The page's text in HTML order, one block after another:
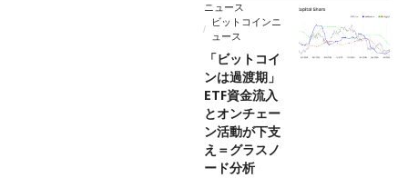
ニュース
ビットコインニ
ュース
「ビットコイ
ンは過渡期」
ETF資金流入
とオンチェー
ン活動が下支
え＝グラスノ
ード分析